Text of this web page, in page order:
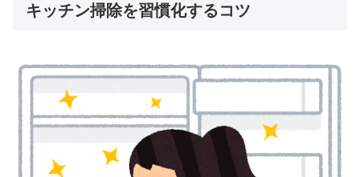
キッチン掃除を習慣化するコツ